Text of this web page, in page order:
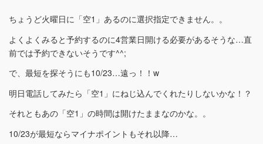
ちょうど火曜日に「空1」あるのに選択指定できません。。
よくよくみると予約するのに4営業日開ける必要があるそうな…直
前では予約できないそうです^^;
で、最短を探そうにも10/23…遠っ！！w
明日電話してみたら「空1」にねじ込んでくれたりしないかな！？
それともあの「空1」の時間は開けたままなのかな。。
10/23が最短ならマイナポイントもそれ以降…